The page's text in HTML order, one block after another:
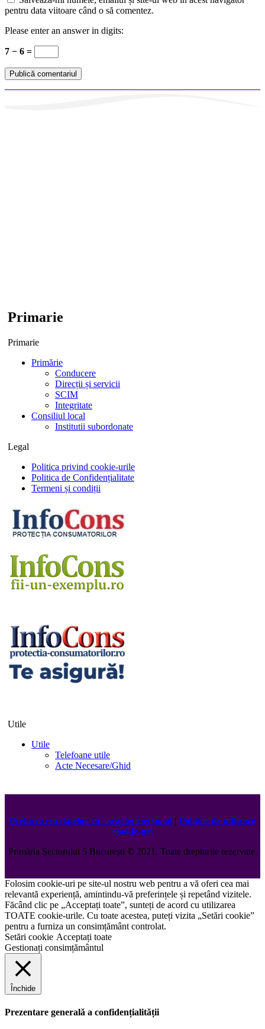
pentru data viitoare când o să comentez.
Please enter an answer in digits:
7 − 6 =
Primarie
Primarie
Primărie
Conducere
Direcții și servicii
SCIM
Integritate
Consiliul local
Institutii subordonate
Legal
Politica privind cookie-urile
Politica de Confidențialitate
Termeni și condiții
Utile
Utile
Telefoane utile
Acte Necesare/Ghid
Prelucrarea datelor cu caracter personal | Politica de utilizare
cookie-uri
Primăria Sectorului 5 București ©️2021. Toate drepturile rezervate.
Folosim cookie-uri pe site-ul nostru web pentru a vă oferi cea mai
relevantă experiență, amintindu-vă preferințele și repetând vizitele.
Făcând clic pe „Acceptați toate”, sunteți de acord cu utilizarea
TOATE cookie-urile. Cu toate acestea, puteți vizita „Setări cookie”
pentru a furniza un consimțământ controlat.
Setări cookie Acceptați toate
Gestionați consimțământul
Închide
Prezentare generală a confidențialității